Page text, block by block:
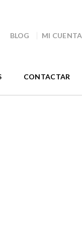
BLOG MI CUENTA
CONTACTAR